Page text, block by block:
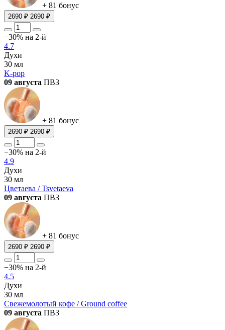
+ 81 бонус
2690 ₽ 2690 ₽
−30% на 2-й
4.7
Духи
30 мл
K-pop
09 августа ПВЗ
+ 81 бонус
2690 ₽ 2690 ₽
−30% на 2-й
4.9
Духи
30 мл
Цветаева / Tsvetaeva
09 августа ПВЗ
+ 81 бонус
2690 ₽ 2690 ₽
−30% на 2-й
4.5
Духи
30 мл
Свежемолотый кофе / Ground coffee
09 августа ПВЗ